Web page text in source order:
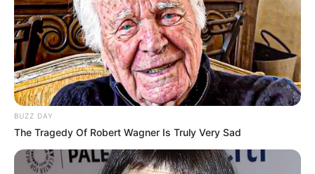
BUZZ DAY
The Tragedy Of Robert Wagner Is Truly Very Sad